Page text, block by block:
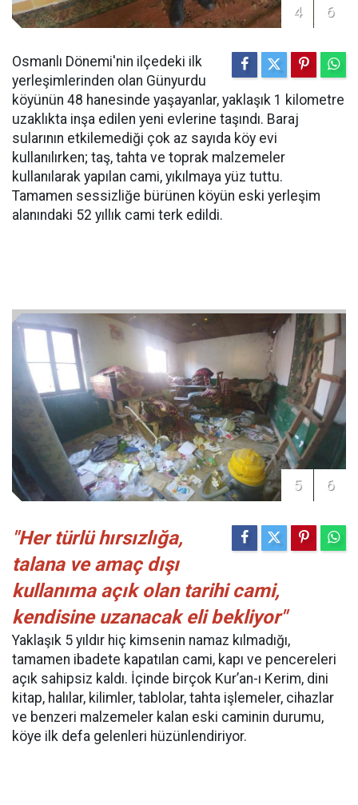
4 6
Osmanlı Dönemi'nin ilçedeki ilk
yerleşimlerinden olan Günyurdu
köyünün 48 hanesinde yaşayanlar, yaklaşık 1 kilometre
uzaklıkta inşa edilen yeni evlerine taşındı. Baraj
sularının etkilemediği çok az sayıda köy evi
kullanılırken; taş, tahta ve toprak malzemeler
kullanılarak yapılan cami, yıkılmaya yüz tuttu.
Tamamen sessizliğe bürünen köyün eski yerleşim
alanındaki 52 yıllık cami terk edildi.
5 6
"Her türlü hırsızlığa,
talana ve amaç dışı
kullanıma açık olan tarihi cami,
kendisine uzanacak eli bekliyor"
Yaklaşık 5 yıldır hiç kimsenin namaz kılmadığı,
tamamen ibadete kapatılan cami, kapı ve pencereleri
açık sahipsiz kaldı. İçinde birçok Kur’an-ı Kerim, dini
kitap, halılar, kilimler, tablolar, tahta işlemeler, cihazlar
ve benzeri malzemeler kalan eski caminin durumu,
köye ilk defa gelenleri hüzünlendiriyor.